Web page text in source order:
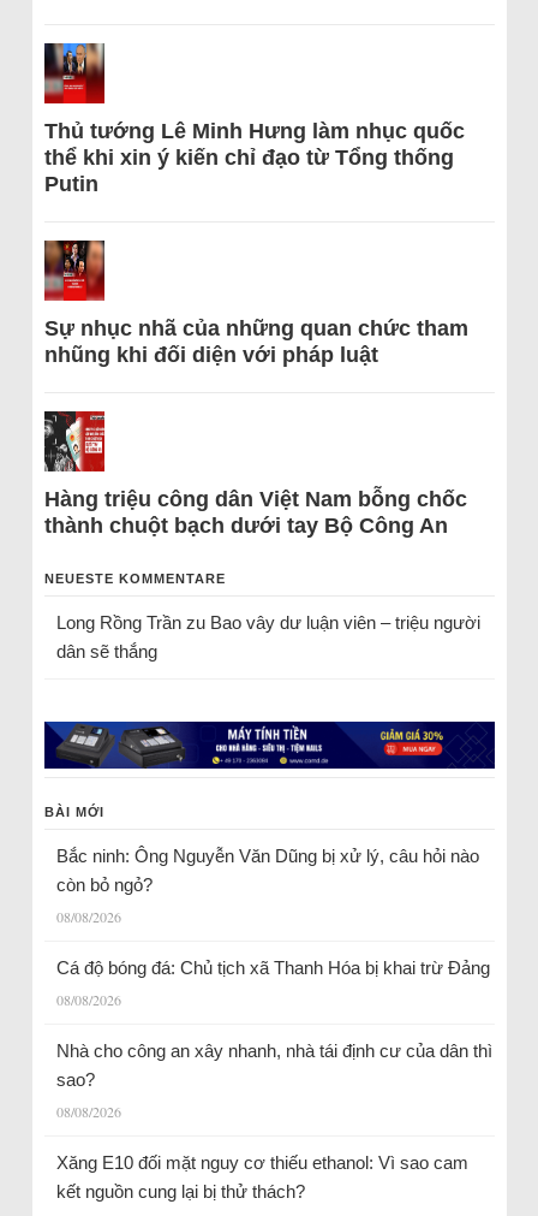
Thủ tướng Lê Minh Hưng làm nhục quốc
thể khi xin ý kiến chỉ đạo từ Tổng thống
Putin
Sự nhục nhã của những quan chức tham
nhũng khi đối diện với pháp luật
Hàng triệu công dân Việt Nam bỗng chốc
thành chuột bạch dưới tay Bộ Công An
NEUESTE KOMMENTARE
Long Rồng Trầnzu Bao vây dư luận viên – triệu người
dân sẽ thắng
BÀI MỚI
Bắc ninh: Ông Nguyễn Văn Dũng bị xử lý, câu hỏi nào
còn bỏ ngỏ?
08/08/2026
Cá độ bóng đá: Chủ tịch xã Thanh Hóa bị khai trừ Đảng
08/08/2026
Nhà cho công an xây nhanh, nhà tái định cư của dân thì
sao?
08/08/2026
Xăng E10 đối mặt nguy cơ thiếu ethanol: Vì sao cam
kết nguồn cung lại bị thử thách?